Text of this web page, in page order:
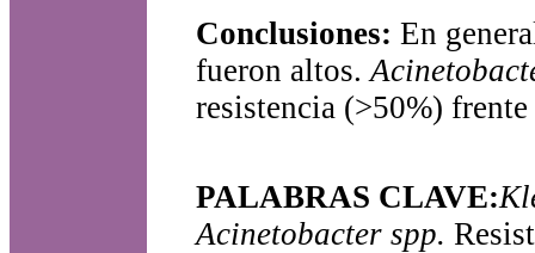
Conclusiones: En
fueron altos.
resistencia (>50%)
PALABRAS CLAVE:
Acinetobacter spp.